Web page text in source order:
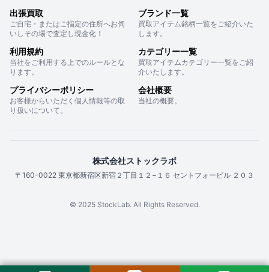
出張買取
ご自宅・またはご指定の住所へお伺
いしその場で査定し現金化！
ブランド一覧
買取アイテム銘柄一覧をご紹介いた
します。
利用規約
当社をご利用する上でのルールとな
ります。
カテゴリー一覧
買取アイテムカテゴリー一覧をご紹
介いたします。
プライバシーポリシー
お客様からいただく個人情報等の取
り扱いについて。
会社概要
当社の概要。
株式会社ストックラボ
〒160-0022 東京都新宿区新宿２丁目１２−１６ セントフォービル ２０３
© 2025 StockLab. All Rights Reserved.